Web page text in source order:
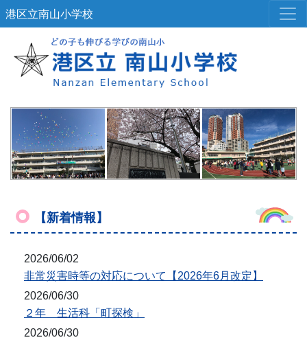
港区立南山小学校
【新着情報】
2026/06/02
非常災害時等の対応について【2026年6月改定】
2026/06/30
２年 生活科「町探検」
2026/06/30